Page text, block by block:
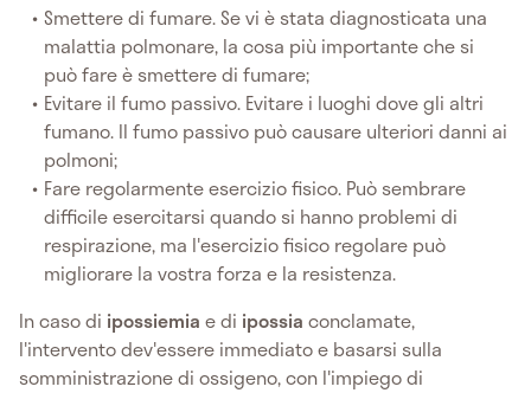
Smettere di fumare. Se vi è stata diagnosticata una
malattia polmonare, la cosa più importante che si
può fare è smettere di fumare;
Evitare il fumo passivo. Evitare i luoghi dove gli altri
fumano. Il fumo passivo può causare ulteriori danni ai
polmoni;
Fare regolarmente esercizio fisico. Può sembrare
difficile esercitarsi quando si hanno problemi di
respirazione, ma l'esercizio fisico regolare può
migliorare la vostra forza e la resistenza.
In caso di ipossiemia e di ipossia conclamate,
l'intervento dev'essere immediato e basarsi sulla
somministrazione di ossigeno, con l'impiego di